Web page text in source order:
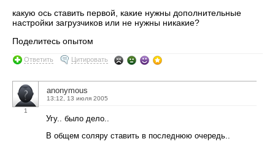
какую ось ставить первой, какие нужны дополнительные
настройки загрузчиков или не нужны никакие?
Поделитесь опытом
Ответить Цитировать
1
anonymous
13:12, 13 июля 2005
Угу.. было дело..
В общем соляру ставить в последнюю очередь..